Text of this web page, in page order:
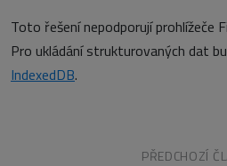
Toto řešení nepodporují prohlížeče
Pro ukládání strukturovaných dat
IndexedDB.
PŘEDCHOZÍ